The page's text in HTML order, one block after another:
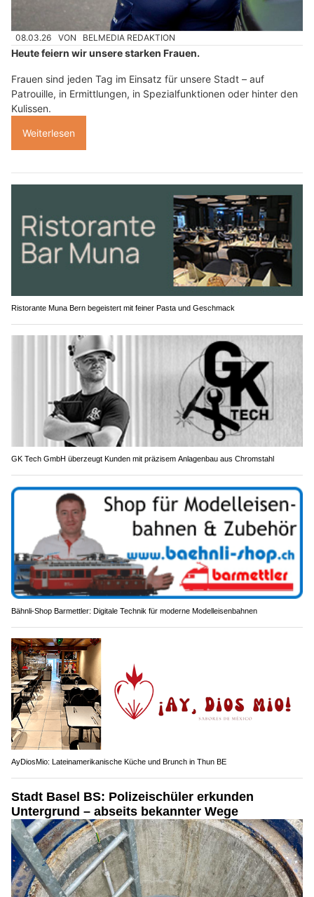
08.03.26 VON BELMEDIA REDAKTION
Heute feiern wir unsere starken Frauen.
Frauen sind jeden Tag im Einsatz für unsere Stadt – auf
Patrouille, in Ermittlungen, in Spezialfunktionen oder hinter den
Kulissen.
Weiterlesen
Ristorante Muna Bern begeistert mit feiner Pasta und Geschmack
GK Tech GmbH überzeugt Kunden mit präzisem Anlagenbau aus Chromstahl
Bähnli-Shop Barmettler: Digitale Technik für moderne Modelleisenbahnen
AyDiosMio: Lateinamerikanische Küche und Brunch in Thun BE
Stadt Basel BS: Polizeischüler erkunden
Untergrund – abseits bekannter Wege